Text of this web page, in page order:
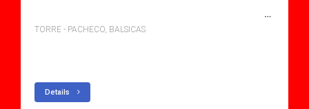
SCHITTERENDE VILLA MET 3 SLAAPKAMERS EN 2 BADKAMERS, MET ZWEMBAD EN GROOT SOLARIUM.
TORRE - PACHECO, BALSICAS
Details